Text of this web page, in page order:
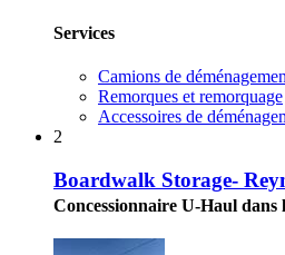
Services
Camions de
Remorques et remorquage
Accessoires de
2
Boardwalk Storage-
Concessionnaire U-Haul dans